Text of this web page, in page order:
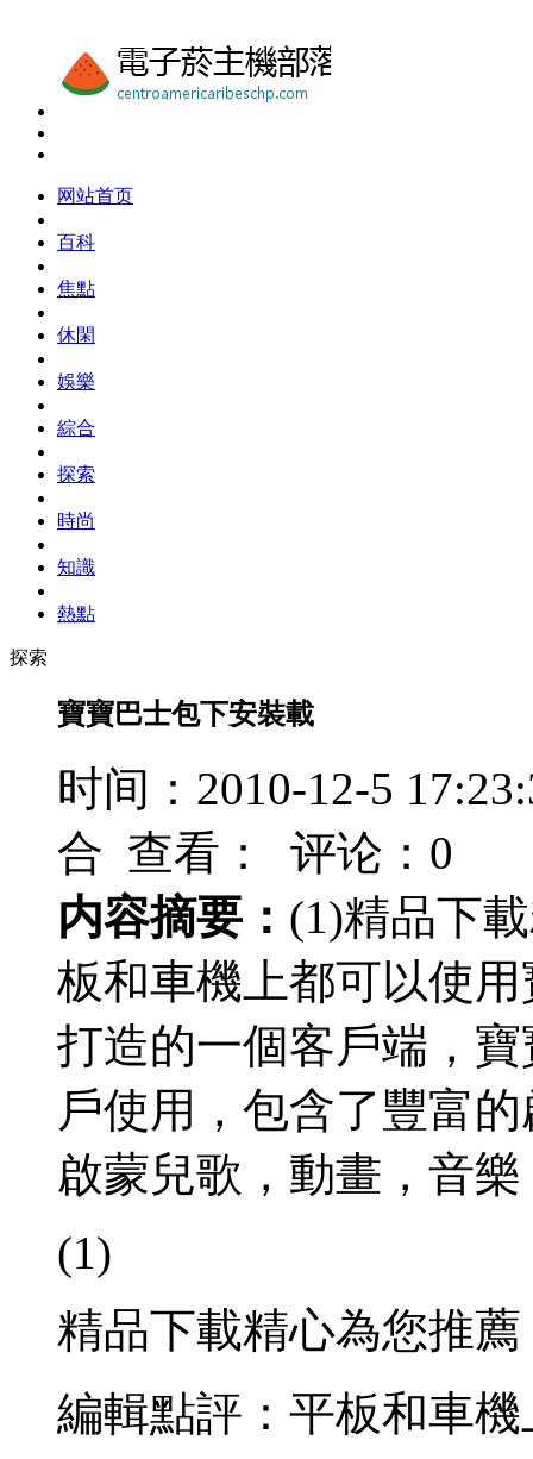
网站首页
百科
焦點
休閑
娛樂
綜合
探索
時尚
知識
熱點
探索
寶寶巴士包下安裝載
时间：2010-12-5
合 查看：
评论：0
内容摘要： (1)精品下
板和車機上都可以使
打造的一個客戶端，
戶使用，包含了豐富
啟蒙兒歌，動畫，音樂
(1)
精品下載精心為您推薦
編輯點評：平板和車